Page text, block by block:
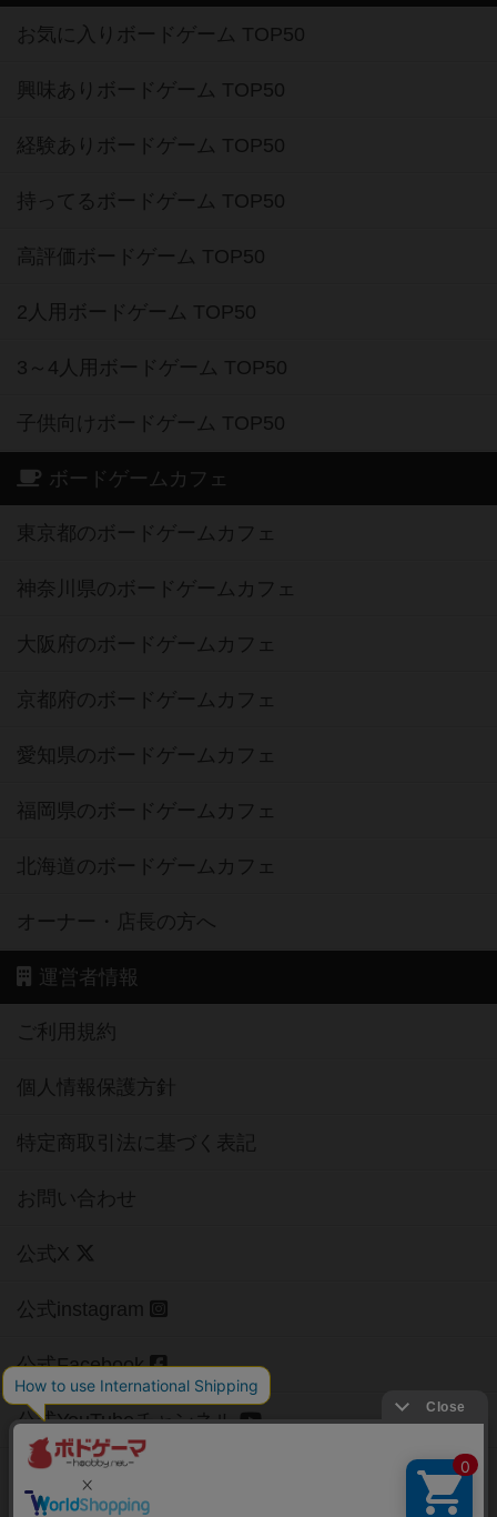
お気に入りボードゲーム TOP50
興味ありボードゲーム TOP50
経験ありボードゲーム TOP50
持ってるボードゲーム TOP50
高評価ボードゲーム TOP50
2人用ボードゲーム TOP50
3～4人用ボードゲーム TOP50
子供向けボードゲーム TOP50
ボードゲームカフェ
東京都のボードゲームカフェ
神奈川県のボードゲームカフェ
大阪府のボードゲームカフェ
京都府のボードゲームカフェ
愛知県のボードゲームカフェ
福岡県のボードゲームカフェ
北海道のボードゲームカフェ
オーナー・店長の方へ
運営者情報
ご利用規約
個人情報保護方針
特定商取引法に基づく表記
お問い合わせ
公式X
公式instagram
公式Facebook
公式YouTubeチャンネル